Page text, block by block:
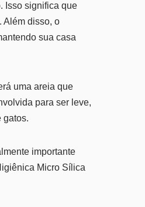
Isso significa que
Além disso, o
sua casa
uma areia que
para ser leve,
gatos.
importante
Micro Sílica